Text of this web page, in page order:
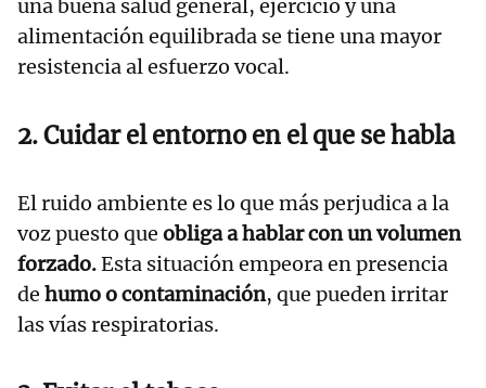
una buena salud general, ejercicio y una
alimentación equilibrada se tiene una mayor
resistencia al esfuerzo vocal.
2. Cuidar el entorno en el que se habla
El ruido ambiente es lo que más perjudica a la
voz puesto que obliga a hablar con un volumen
forzado.Esta situación empeora en presencia
de humo o contaminación, que pueden irritar
las vías respiratorias.